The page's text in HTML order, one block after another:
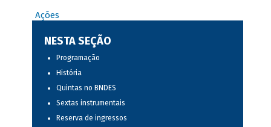
Ações
NESTA SEÇÃO
Programação
História
Quintas no BNDES
Sextas instrumentais
Reserva de ingressos